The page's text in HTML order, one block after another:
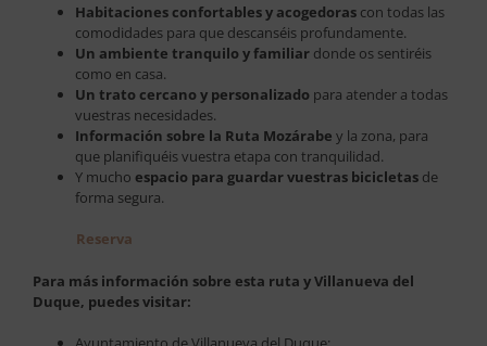
Habitaciones confortables y acogedoras con todas las
comodidades para que descanséis profundamente.
Un ambiente tranquilo y familiar donde os sentiréis
como en casa.
Un trato cercano y personalizado para atender a todas
vuestras necesidades.
Información sobre la Ruta Mozárabe y la zona, para
que planifiquéis vuestra etapa con tranquilidad.
Y mucho espacio para guardar vuestras bicicletas de
forma segura.
Reserva
Para más información sobre esta ruta y Villanueva del
Duque, puedes visitar: